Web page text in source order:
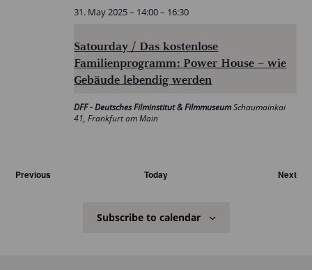
Satourday / Das kostenlose
Familienprogramm: Power House – wie
Gebäude lebendig werden
31. May 2025 – 14:00– 16:30
DFF - Deutsches Filminstitut & FilmmuseumSchaumainkai
41, Frankfurt am Main
Previous Today Next
Subscribe to calendar